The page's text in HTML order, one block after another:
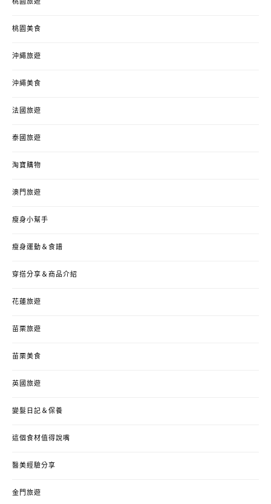
桃園旅遊
桃園美食
沖繩旅遊
沖繩美食
法國旅遊
泰國旅遊
淘寶購物
澳門旅遊
瘦身小幫手
瘦身運動＆食譜
穿搭分享＆商品介紹
花蓮旅遊
苗栗旅遊
苗栗美食
英國旅遊
變髮日記＆保養
這個食材值得說嘴
醫美經驗分享
金門旅遊